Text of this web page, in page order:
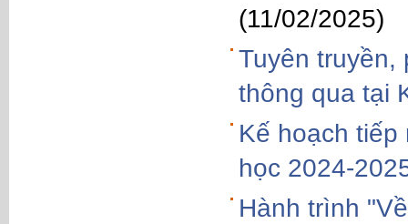
(11/02/2025)
Tuyên truyền,
thông qua tại
Kế hoạch
học 2024-
Hành trình